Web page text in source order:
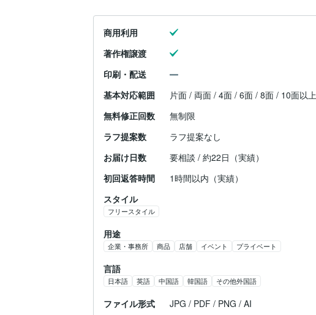
商用利用
著作権譲渡
印刷・配送
基本対応範囲
片面 / 両面 / 4面 / 6面 / 8面 / 10面以上
無料修正回数
無制限
ラフ提案数
ラフ提案なし
お届け日数
要相談 / 約22日（実績）
初回返答時間
1時間以内（実績）
スタイル
フリースタイル
用途
企業・事務所 商品 店舗 イベント プライベート
言語
日本語 英語 中国語 韓国語 その他外国語
ファイル形式
JPG / PDF / PNG / AI